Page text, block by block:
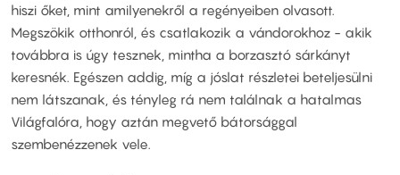
hiszi őket, mint amilyenekről a regényeiben olvasott.
Megszökik otthonról, és csatlakozik a vándorokhoz - akik
továbbra is úgy tesznek, mintha a borzasztó sárkányt
keresnék. Egészen addig, míg a jóslat részletei beteljesülni
nem látszanak, és tényleg rá nem találnak a hatalmas
Világfalóra, hogy aztán megvető bátorsággal
szembenézzenek vele.